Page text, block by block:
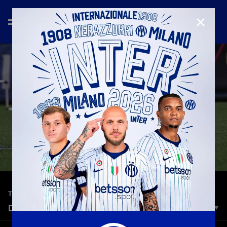
TRAINING —26 mar 2026
DAILY RECAP 2025/26: 26 MARZO
L'Inter prosegue la preparazione agli ordini di Chivu e del suo